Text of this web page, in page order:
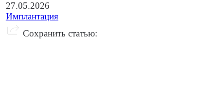
27.05.2026
Имплантация
Сохранить статью: